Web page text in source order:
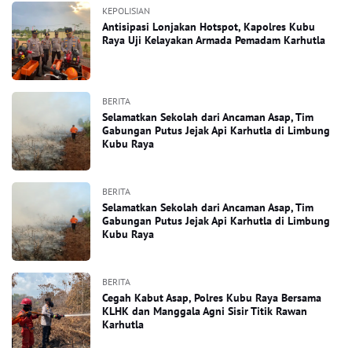
KEPOLISIAN
Antisipasi Lonjakan Hotspot, Kapolres Kubu
Raya Uji Kelayakan Armada Pemadam Karhutla
BERITA
Selamatkan Sekolah dari Ancaman Asap, Tim
Gabungan Putus Jejak Api Karhutla di Limbung
Kubu Raya
BERITA
Selamatkan Sekolah dari Ancaman Asap, Tim
Gabungan Putus Jejak Api Karhutla di Limbung
Kubu Raya
BERITA
Cegah Kabut Asap, Polres Kubu Raya Bersama
KLHK dan Manggala Agni Sisir Titik Rawan
Karhutla